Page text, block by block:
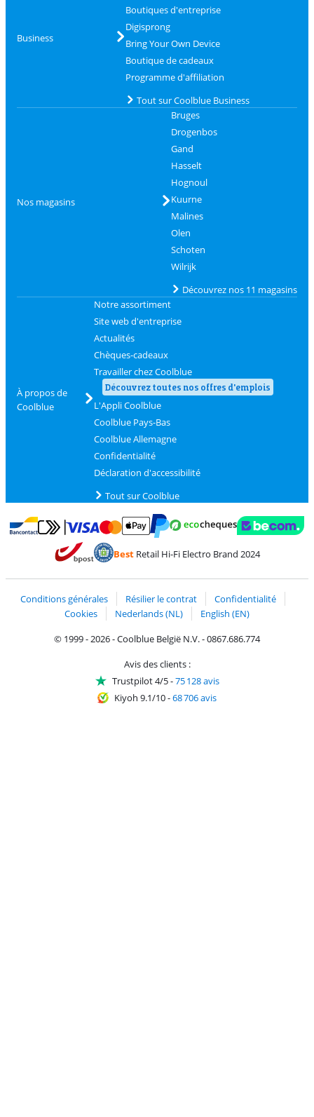
Business
Boutiques d'entreprise
Digisprong
Bring Your Own Device
Boutique de cadeaux
Programme d'affiliation
Tout sur Coolblue Business
Nos magasins
Bruges
Drogenbos
Gand
Hasselt
Hognoul
Kuurne
Malines
Olen
Schoten
Wilrijk
Découvrez nos 11 magasins
À propos de
Coolblue
Notre assortiment
Site web d'entreprise
Actualités
Chèques-cadeaux
Travailler chez Coolblue
Découvrez toutes nos offres d'emplois
L'Appli Coolblue
Coolblue Pays-Bas
Coolblue Allemagne
Confidentialité
Déclaration d'accessibilité
Tout sur Coolblue
Payer avec Bancontact
Payer avec MasterCard et Visa via ClickToPay
Payer avec PayPal
BestRetail Hi-Fi Electro Brand 2024
Conditions générales Résilier le contrat
Confidentialité
Cookies
Nederlands (NL)
English (EN)
© 1999 - 2026 - Coolblue België N.V. - 0867.686.774
Avis des clients :
Trustpilot 4/5-75 128 avis
Kiyoh 9.1/10-68 706 avis